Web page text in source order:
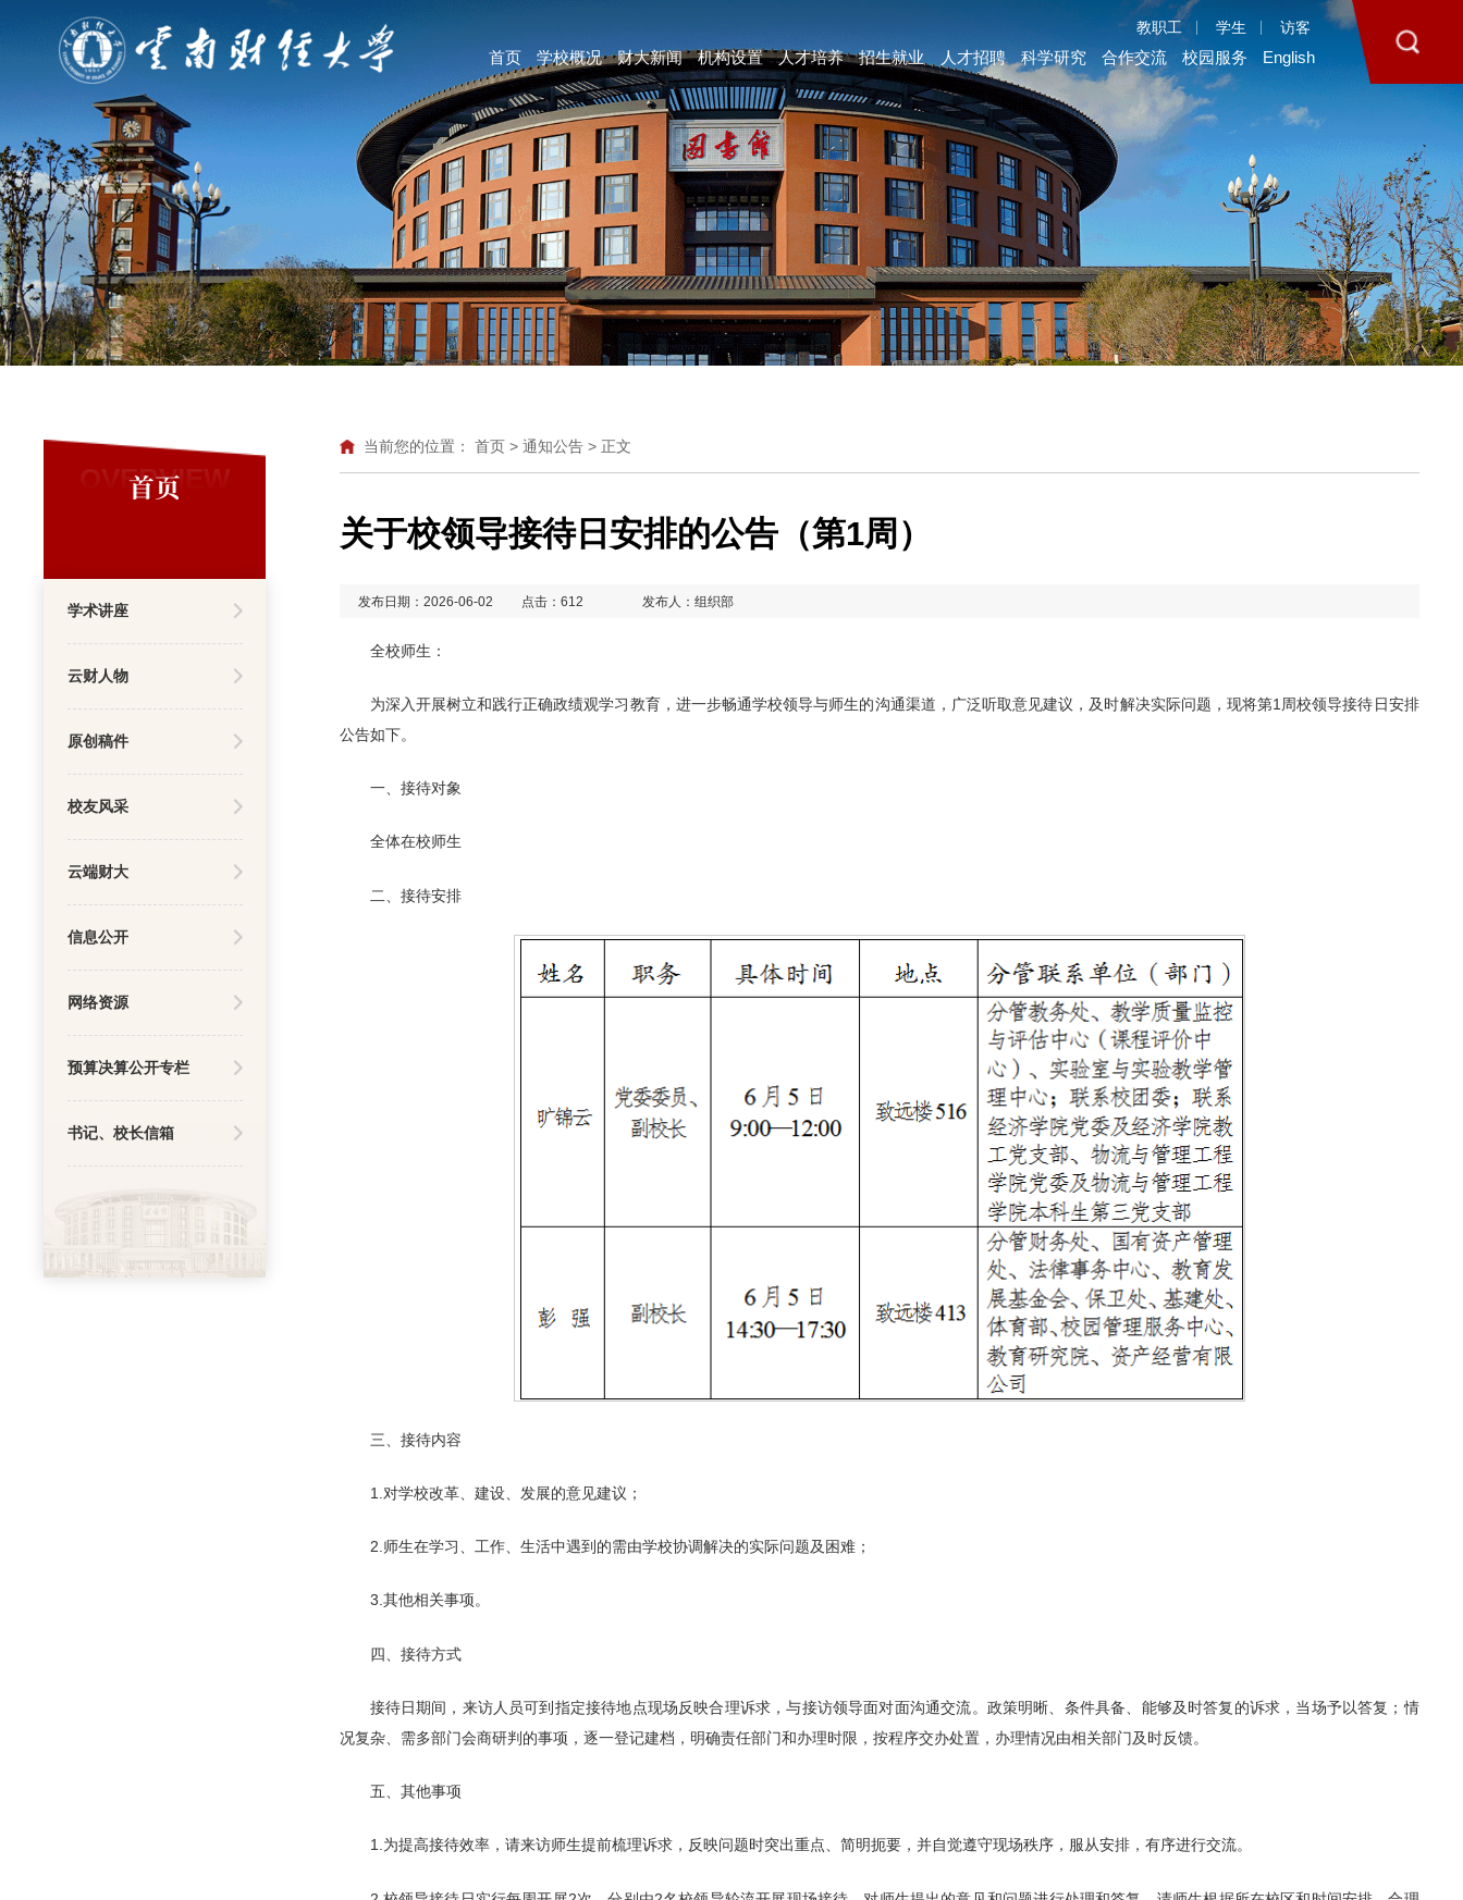
教职工 学生 访客
首页 学校概况 财大新闻 机构设置 人才培养 招生就业 人才招聘 科学研究 合作交流 校园服务 English
OVERVIEW
首页
学术讲座
云财人物
原创稿件
校友风采
云端财大
信息公开
网络资源
预算决算公开专栏
书记、校长信箱
当前您的位置： 首页 > 通知公告> 正文
关于校领导接待日安排的公告（第1周）
发布日期：2026-06-02 点击： 612 发布人：组织部
全校师生：
为深入开展树立和践行正确政绩观学习教育，进一步畅通学校领导与师生的沟通渠道，广泛听取意见建议，及时解决实际问题，现将第1周校领导接待日安排
公告如下。
一、接待对象
全体在校师生
二、接待安排
三、接待内容
1.对学校改革、建设、发展的意见建议；
2.师生在学习、工作、生活中遇到的需由学校协调解决的实际问题及困难；
3.其他相关事项。
四、接待方式
接待日期间，来访人员可到指定接待地点现场反映合理诉求，与接访领导面对面沟通交流。政策明晰、条件具备、能够及时答复的诉求，当场予以答复；情
况复杂、需多部门会商研判的事项，逐一登记建档，明确责任部门和办理时限，按程序交办处置，办理情况由相关部门及时反馈。
五、其他事项
1.为提高接待效率，请来访师生提前梳理诉求，反映问题时突出重点、简明扼要，并自觉遵守现场秩序，服从安排，有序进行交流。